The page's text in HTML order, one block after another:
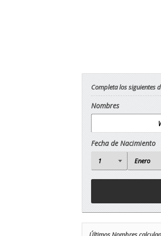
Completa los siguientes
Nombres
Fecha de Nacimiento